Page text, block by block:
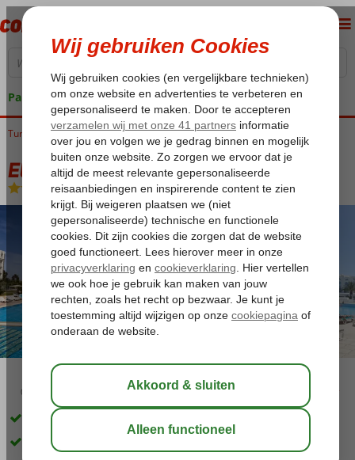
Pakketgarantie
Home
Tunesië Golf van Hammamet Hammamet El Mouradi Hammamet
El Mouradi Hammamet
All Inclusive-Hotel
03:00 aug 32°C
In de wijk Yasmine Hammamet
Direct aan het zandstrand